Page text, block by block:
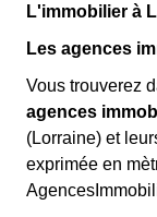
L'immobilier à
Les agences
Vous trouverez
agences
(Lorraine) et
exprimée en